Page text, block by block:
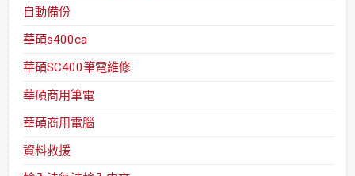
自動備份
華碩s400ca
華碩SC400筆電維修
華碩商用筆電
華碩商用電腦
資料救援